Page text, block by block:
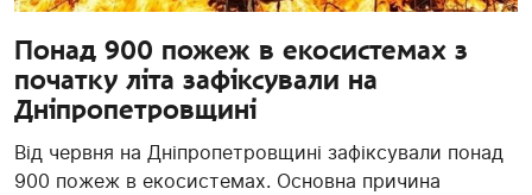
Понад 900 пожеж в екосистемах з
початку літа зафіксували на
Дніпропетровщині
Від червня на Дніпропетровщині зафіксували понад
900 пожеж в екосистемах. Основна причина